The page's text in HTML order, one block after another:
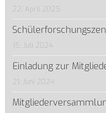
22. April 2025
15. Juli 2024
Einladung zur
21. Juni 2024